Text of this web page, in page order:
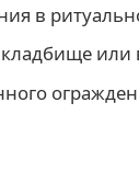
в